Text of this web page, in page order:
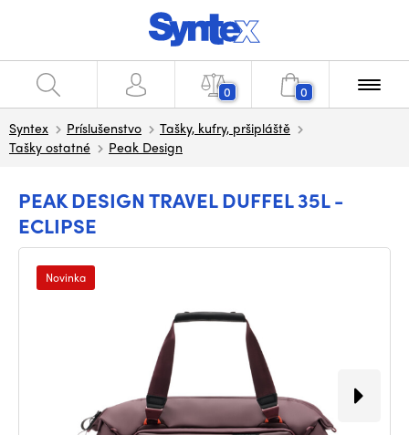
0 0
Syntex Príslušenstvo
Tašky, kufry, pršipláště
Tašky ostatné
Peak Design
PEAK DESIGN TRAVEL DUFFEL 35L -
ECLIPSE
Novinka